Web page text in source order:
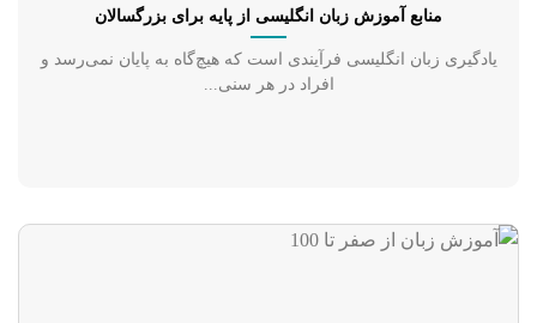
منابع آموزش زبان انگلیسی از پایه برای بزرگسالان
یادگیری زبان انگلیسی فرآیندی است که هیچ‌گاه به پایان نمی‌رسد و
افراد در هر سنی...